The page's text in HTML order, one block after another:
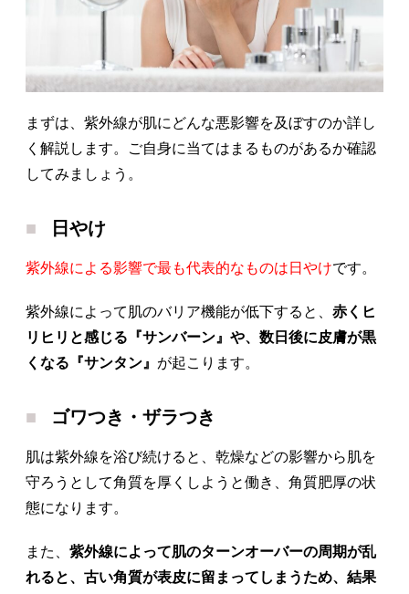
まずは、紫外線が肌にどんな悪影響を及ぼすのか詳し
く解説します。ご自身に当てはまるものがあるか確認
してみましょう。
日やけ
紫外線による影響で最も代表的なものは日やけです。
紫外線によって肌のバリア機能が低下すると、 赤くヒ
リヒリと感じる『サンバーン』や、数日後に皮膚が黒
くなる『サンタン』 が起こります。
ゴワつき・ザラつき
肌は紫外線を浴び続けると、乾燥などの影響から肌を
守ろうとして角質を厚くしようと働き、角質肥厚の状
態になります。
また、 紫外線によって肌のターンオーバーの周期が乱
れると、古い角質が表皮に留まってしまうため、結果